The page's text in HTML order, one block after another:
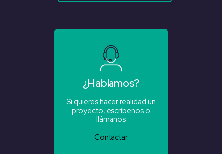
¿Hablamos?
Si quieres hacer realidad un
proyecto, escríbenos o
llámanos
Contactar